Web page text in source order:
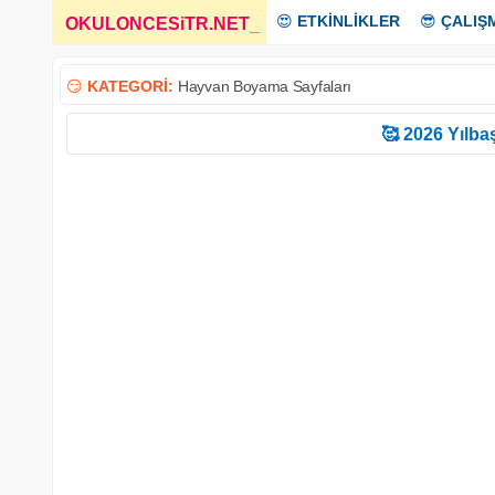
OKULONCESiTR.NET 😍 ETKİNLİKLER 😎
😏 KATEGORİ: Hayvan Boyama Sayfaları
🥰 2026